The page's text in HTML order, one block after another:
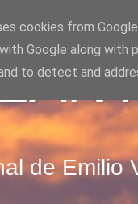
de Emilio
cookies from
Google along
to detect and